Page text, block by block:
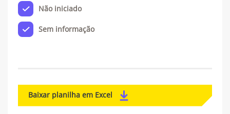
Não iniciado
Sem informação
Baixar planilha em Excel